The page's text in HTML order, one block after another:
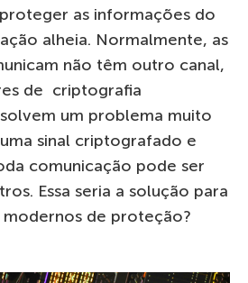
as informações do
alheia. Normalmente, as
não têm outro canal,
de criptografia
um problema muito
sinal criptografado e
comunicação pode ser
Essa seria a solução para
modernos de proteção?